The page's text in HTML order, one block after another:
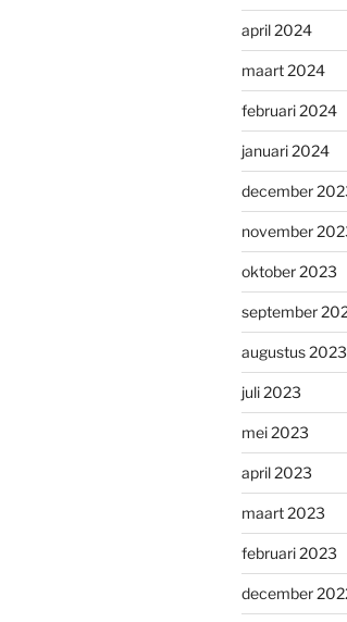
april 2024
maart 2024
februari 2024
januari 2024
december
november
oktober 2023
september
augustus 2023
juli 2023
mei 2023
april 2023
maart 2023
februari 2023
december